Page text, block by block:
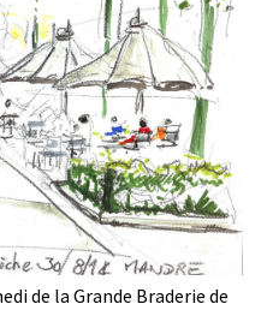
de la Grande Braderie de